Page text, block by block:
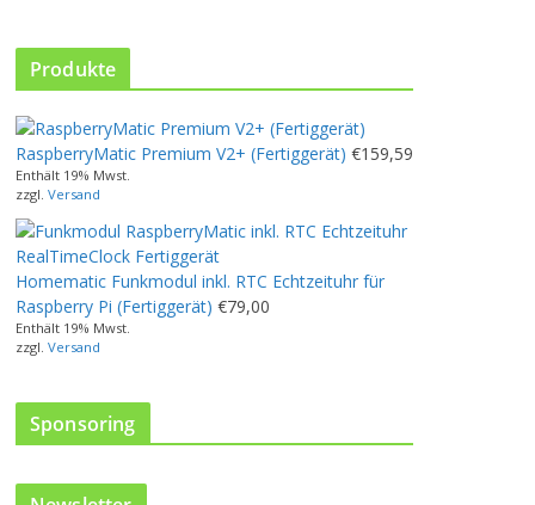
d
t
w
e
i
s
t
m
e
h
r
r
V
Produkte
RaspberryMatic Premium V2+ (Fertiggerät) €159,59
Enthält 19% Mwst.
zzgl. Versand
Homematic Funkmodul inkl. RTC Echtzeituhr für
Raspberry Pi (Fertiggerät) €79,00
Enthält 19% Mwst.
zzgl. Versand
Sponsoring